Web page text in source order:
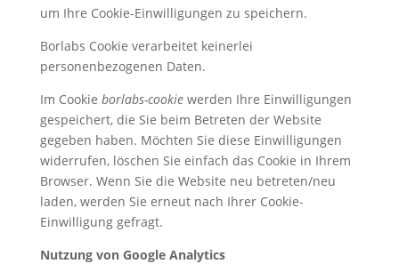
um Ihre Cookie-Einwilligungen zu speichern.
Borlabs Cookie verarbeitet keinerlei
personenbezogenen Daten.
Im Cookie borlabs-cookie werden Ihre Einwilligungen
gespeichert, die Sie beim Betreten der Website
gegeben haben. Möchten Sie diese Einwilligungen
widerrufen, löschen Sie einfach das Cookie in Ihrem
Browser. Wenn Sie die Website neu betreten/neu
laden, werden Sie erneut nach Ihrer Cookie-
Einwilligung gefragt.
Nutzung von Google Analytics